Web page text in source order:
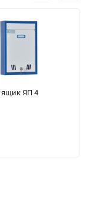
ящик ЯП 4